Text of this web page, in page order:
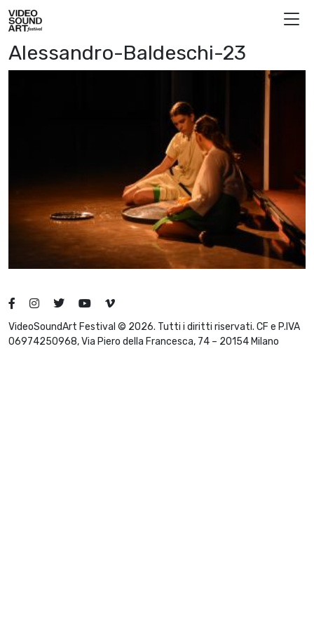
Vai al contenuto
Video Sound Art
Alessandro-Baldeschi-23
VideoSoundArt Festival © 2026. Tutti i diritti riservati. CF e P.IVA
06974250968, Via Piero della Francesca, 74 – 20154 Milano